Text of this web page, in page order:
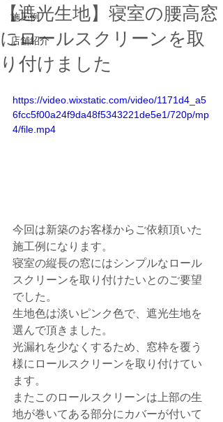
施工例
店舗紹介
【遮光生地】寝室の腰高窓
にロールスクリーンを取
り付けました
https://video.wixstatic.com/video/1171d4_a5
6fcc5f00a24f9da48f5343221de5e1/720p/mp
4/file.mp4
今回は新築のお客様からご依頼頂いた
施工例になります。
寝室の縦長の窓にはシンプルなロール
スクリーンを取り付けたいとのご要望
でした。
生地色は淡いピンク色で、遮光生地を
選んで頂きました。
光漏れを少なくするため、窓枠を覆う
様にロールスクリーンを取り付けてい
ます。
またこのロールスクリーンは上部の生
地が巻いてある部分にカバーが付いて